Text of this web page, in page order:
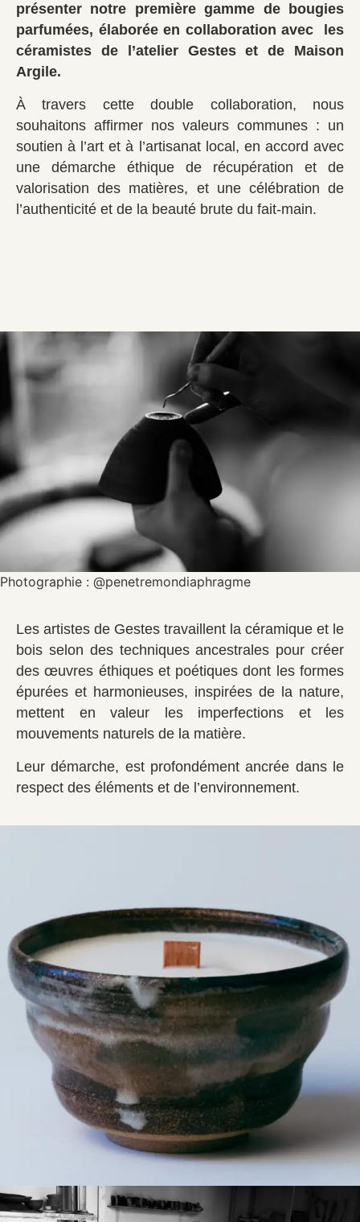
présenter notre première gamme de bougies
parfumées, élaborée en collaboration avec les
céramistes de l’atelier Gestes et de Maison
Argile.
À travers cette double collaboration, nous
souhaitons affirmer nos valeurs communes : un
soutien à l’art et à l’artisanat local, en accord avec
une démarche éthique de récupération et de
valorisation des matières, et une célébration de
l’authenticité et de la beauté brute du fait-main.
Les artistes de Gestes travaillent la céramique et le
bois selon des techniques ancestrales pour créer
des œuvres éthiques et poétiques dont les formes
épurées et harmonieuses, inspirées de la nature,
mettent en valeur les imperfections et les
mouvements naturels de la matière.
Leur démarche, est profondément ancrée dans le
respect des éléments et de l’environnement.
Photographie : @penetremondiaphragme